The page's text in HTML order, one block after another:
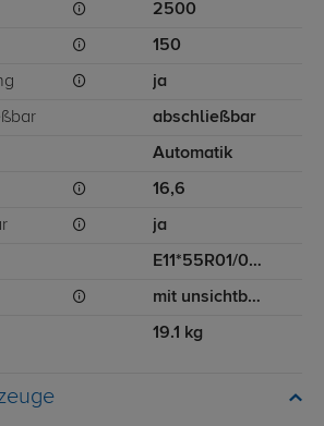
2500
150
ja
abschließbar
Automatik
16,6
ja
E11*55R01/07 11901
mit unsichtbarem Ausschnitt für Stoßstange
19.1 kg